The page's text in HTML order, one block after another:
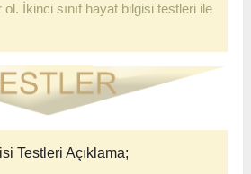
ol. İkinci sınıf hayat bilgisi testleri ile
Testleri Açıklama;